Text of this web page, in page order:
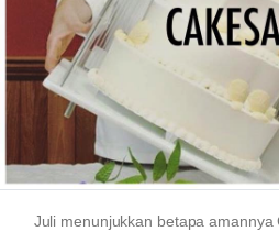
Juli menunjukkan betapa